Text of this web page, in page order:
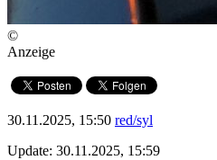
©
Anzeige
30.11.2025, 15:50 red/syl
Update: 30.11.2025, 15:59